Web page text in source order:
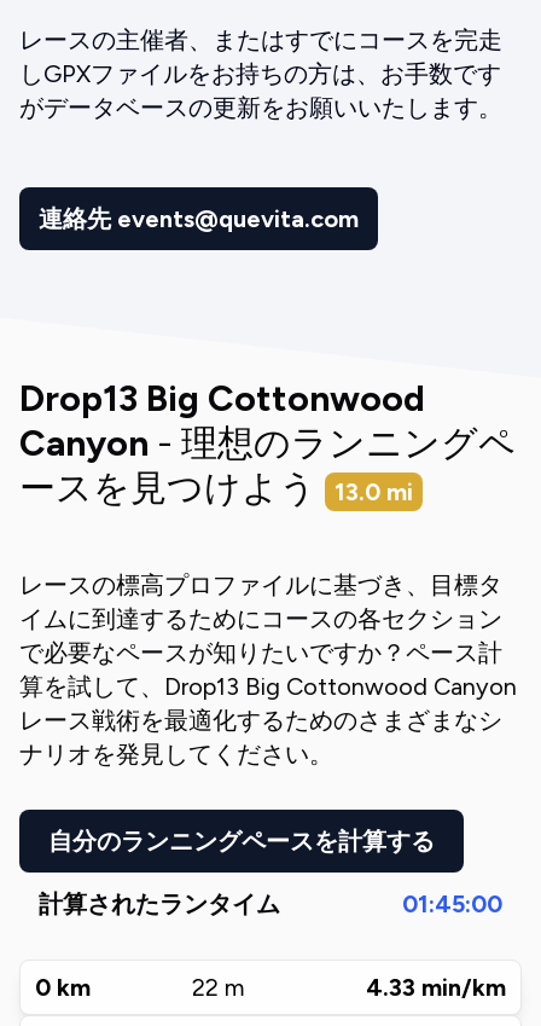
レースの主催者、またはすでにコースを完走
しGPXファイルをお持ちの方は、お手数です
がデータベースの更新をお願いいたします。
連絡先 events@quevita.com
Drop13 Big Cottonwood
Canyon - 理想のランニングペ
ースを見つけよう
13.0 mi
レースの標高プロファイルに基づき、目標タ
イムに到達するためにコースの各セクション
で必要なペースが知りたいですか？ペース計
算を試して、 Drop13 Big Cottonwood Canyon
レース戦術を最適化するためのさまざまなシ
ナリオを発見してください。
自分のランニングペースを計算する
計算されたランタイム 01:45:00
0 km 22 m 4.33 min/km